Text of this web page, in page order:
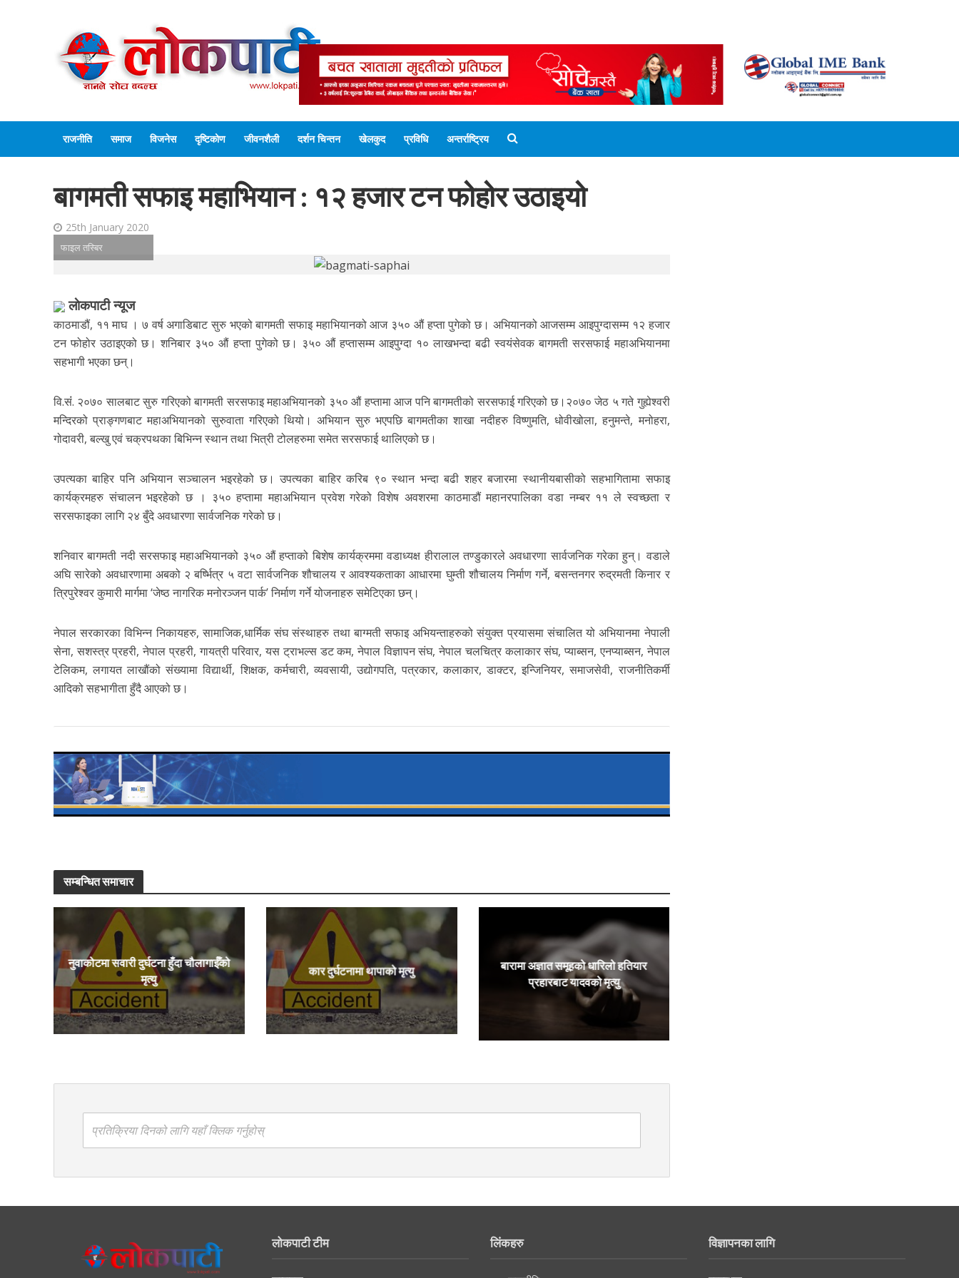
राजनीति समाज विजनेस दृष्टिकोण जीवनशैली दर्शन चिन्तन खेलकुद प्रविधि अन्तर्राष्ट्रिय
बागमती सफाइ महाभियान : १२ हजार टन फोहोर उठाइयो
25th January 2020
फाइल तस्बिर
लाेकपाटी न्यूज
काठमाडौं, ११ माघ । ७ वर्ष अगाडिबाट सुरु भएको बागमती सफाइ महाभियानको आज ३५० औं हप्ता पुगेको छ। अभियानको आजसम्म आइपुग्दासम्म १२ हजार
टन फोहोर उठाइएको छ। शनिबार ३५० औं हप्ता पुगेको छ। ३५० औं हप्तासम्म आइपुग्दा १० लाखभन्दा बढी स्वयंसेवक बागमती सरसफाई महाअभियानमा
सहभागी भएका छन्।
वि.संं. २०७० सालबाट सुरु गरिएको बागमती सरसफाइ महाअभियानको ३५० औं हप्तामा आज पनि बागमतीको सरसफाई गरिएको छ।२०७० जेठ ५ गते गुह्येश्वरी
मन्दिरको प्राङ्गणबाट महाअभियानको सुरुवाता गरिएको थियो। अभियान सुरु भएपछि बागमतीका शाखा नदीहरु विष्णुमति, धोवीखोला, हनुमन्ते, मनोहरा,
गोदावरी, बल्खु एवं चक्रपथका बिभिन्न स्थान तथा भित्री टोलहरुमा समेत सरसफाई थालिएको छ।
उपत्यका बाहिर पनि अभियान सञ्चालन भइरहेको छ। उपत्यका बाहिर करिब ९० स्थान भन्दा बढी शहर बजारमा स्थानीयबासीको सहभागितामा सफाइ
कार्यक्रमहरु संचालन भइरहेको छ । ३५० हप्तामा महाअभियान प्रवेश गरेको विशेष अवशरमा काठमाडौं महानरपालिका वडा नम्बर ११ ले स्वच्छता र
सरसफाइका लागि २४ बुँदे अवधारणा सार्वजनिक गरेको छ।
शनिवार बागमती नदी सरसफाइ महाअभियानको ३५० औं हप्ताको बिशेष कार्यक्रममा वडाध्यक्ष हीरालाल तण्डुकारले अवधारणा सार्वजनिक गरेका हुन्। वडाले
अघि सारेको अवधारणामा अबको २ बर्ष्भित्र ५ वटा सार्वजनिक शौचालय र आवश्यकताका आधारमा घुम्ती शौचालय निर्माण गर्ने, बसन्तनगर रुद्रमती किनार र
त्रिपुरेश्वर कुमारी मार्गमा ‘जेष्ठ नागरिक मनोरञ्जन पार्क’ निर्माण गर्ने योजनाहरु समेटिएका छन्।
नेपाल सरकारका विभिन्न निकायहरु, सामाजिक,धार्मिक संघ संस्थाहरु तथा बाग्मती सफाइ अभियन्ताहरुको संयुक्त प्रयासमा संचालित यो अभियानमा नेपाली
सेना, सशस्त्र प्रहरी, नेपाल प्रहरी, गायत्री परिवार, यस ट्राभल्स डट कम, नेपाल विज्ञापन संघ, नेपाल चलचित्र कलाकार संघ, प्याब्सन, एनप्याब्सन, नेपाल
टेलिकम, लगायत लाखौंको संख्यामा विद्यार्थी, शिक्षक, कर्मचारी, व्यवसायी, उद्योगपति, पत्रकार, कलाकार, डाक्टर, इन्जिनियर, समाजसेवी, राजनीतिकर्मी
आदिको सहभागीता हुँदै आएको छ।
सम्बन्धित समाचार
नुवाकोटमा सवारी दुर्घटना हुँदा चौलागाईँको
मृत्यु
कार दुर्घटनामा थापाको मृत्यु
बारामा अज्ञात समूहको धारिलो हतियार
प्रहारबाट यादवको मृत्यु
प्रतिक्रिया दिनको लागि यहाँ क्लिक गर्नुहोस्
लोकपाटी टीम लिंकहरु विज्ञापनका लागि